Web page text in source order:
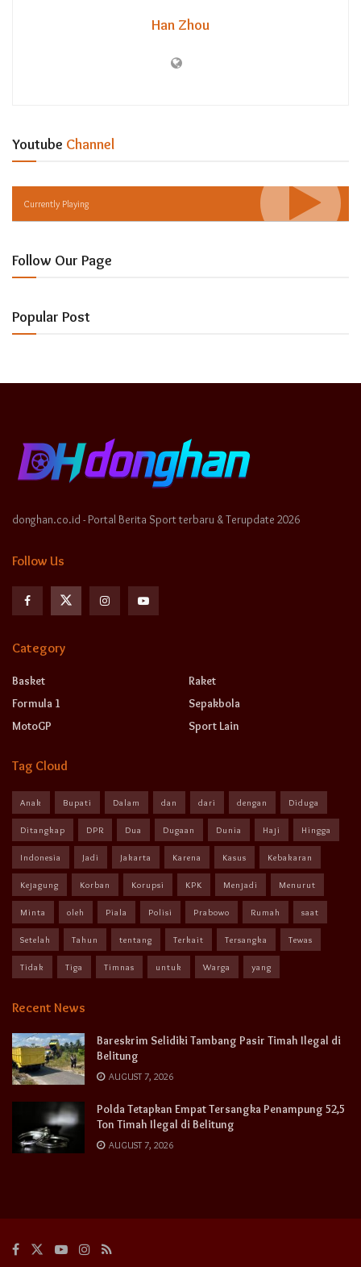
Han Zhou
Youtube Channel
Currently Playing
Follow Our Page
Popular Post
donghan.co.id - Portal Berita Sport terbaru & Terupdate 2026
Follow Us
Category
Basket
Formula 1
MotoGP
Raket
Sepakbola
Sport Lain
Tag Cloud
Anak Bupati Dalam dan dari dengan Diduga
Ditangkap DPR Dua Dugaan Dunia Haji Hingga
Indonesia Jadi Jakarta Karena Kasus Kebakaran
Kejagung Korban Korupsi KPK Menjadi Menurut
Minta oleh Piala Polisi Prabowo Rumah saat
Setelah Tahun tentang Terkait Tersangka Tewas
Tidak Tiga Timnas untuk Warga yang
Recent News
Bareskrim Selidiki Tambang Pasir Timah Ilegal di
Belitung
AUGUST 7, 2026
Polda Tetapkan Empat Tersangka Penampung 52,5
Ton Timah Ilegal di Belitung
AUGUST 7, 2026